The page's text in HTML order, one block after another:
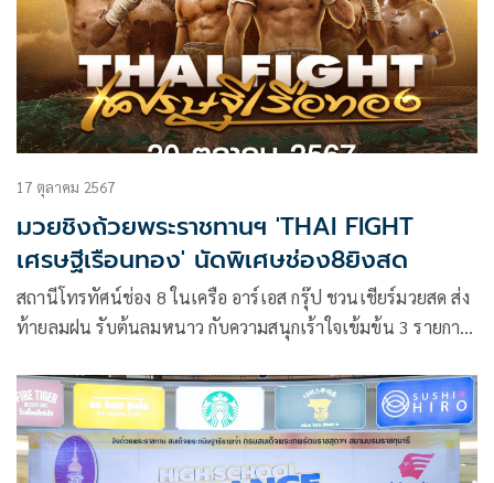
17 ตุลาคม 2567
มวยชิงถ้วยพระราชทานฯ 'THAI FIGHT
เศรษฐีเรือนทอง' นัดพิเศษช่อง8ยิงสด
สถานีโทรทัศน์ช่อง 8 ในเครือ อาร์เอส กรุ๊ป ชวนเชียร์มวยสด ส่ง
ท้ายลมฝน รับต้นลมหนาว กับความสนุกเร้าใจเข้มข้น 3 รายการ
LWC SUPER CHAMP (ลุมพินีเวิลด์ แชมเปี้ยนชิพ ซุปเปอร์
แชมป์) ในวันเสาร์ที่ 19 ตุลาคม เวลา 17.30 น. ต่อด้วยวัน
อาทิตย์ที่ 20 ตุลาคม กับ 2 รายการมวยดัง รายการ มวยดีวิถีไทย
เวลา 12.30 น. และ รายการพิเศษ THAI FIGHT เศรษฐีเรือน